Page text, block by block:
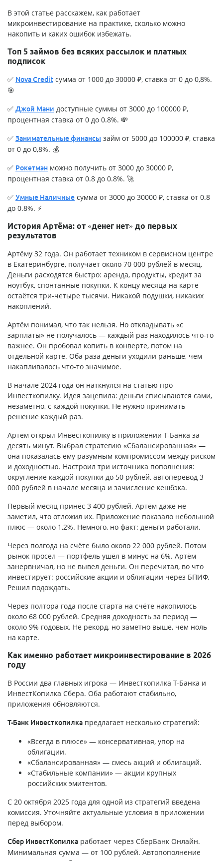
В этой статье расскажем, как работает
микроинвестирование на практике, сколько можно
накопить и каких ошибок избежать.
Топ 5 займов без всяких рассылок и платных
подписок
✅ Nova Credit сумма от 1000 до 30000 ₽, ставка от 0 до 0,8%.
🎯
✅ Джой Мани доступные суммы от 3000 до 100000 ₽,
процентная ставка от 0 до 0.8%. 💸
✅ Занимательные финансы займ от 5000 до 100000 ₽, ставка
от 0 до 0,8%. 💰
✅ Рокетмэн можно получить от 3000 до 30000 ₽,
процентная ставка от 0.8 до 0.8%. 🚀
✅ Умные Наличные сумма от 3000 до 30000 ₽, ставка от 0.8
до 0.8%. ⚡
История Артёма: от «денег нет» до первых
результатов
Артёму 32 года. Он работает техником в сервисном центре
в Екатеринбурге, получает около 70 000 рублей в месяц.
Деньги расходятся быстро: аренда, продукты, кредит за
ноутбук, спонтанные покупки. К концу месяца на карте
остаётся три-четыре тысячи. Никакой подушки, никаких
накоплений.
Артём понимал, что так нельзя. Но откладывать «с
зарплаты» не получалось — каждый раз находилось что-то
важнее. Он пробовал копить в конверте, потом на
отдельной карте. Оба раза деньги уходили раньше, чем
накапливалось что-то значимое.
В начале 2024 года он наткнулся на статью про
Инвесткопилку. Идея зацепила: деньги списываются сами,
незаметно, с каждой покупки. Не нужно принимать
решение каждый раз.
Артём открыл Инвесткопилку в приложении Т-Банка за
десять минут. Выбрал стратегию «Сбалансированная» —
она показалась ему разумным компромиссом между риском
и доходностью. Настроил три источника пополнения:
округление каждой покупки до 50 рублей, автоперевод 3
000 рублей в начале месяца и зачисление кешбэка.
Первый месяц принёс 3 400 рублей. Артём даже не
заметил, что отложил их. Приложение показало небольшой
плюс — около 1,2%. Немного, но факт: деньги работали.
Через полгода на счёте было около 22 000 рублей. Потом
рынок просел — портфель ушёл в минус на 6%. Артём
занервничал, но не вывел деньги. Он перечитал, во что
инвестирует: российские акции и облигации через БПИФ.
Решил подождать.
Через полтора года после старта на счёте накопилось
около 68 000 рублей. Средняя доходность за период —
около 9% годовых. Не рекорд, но заметно выше, чем ноль
на карте.
Как именно работает микроинвестирование в 2026
году
В России два главных игрока — Инвесткопилка Т-Банка и
ИнвестКопилка Сбера. Оба работают стабильно,
приложения обновляются.
Т-Банк Инвесткопилка предлагает несколько стратегий:
«Всегда в плюсе» — консервативная, упор на
облигации.
«Сбалансированная» — смесь акций и облигаций.
«Стабильные компании» — акции крупных
российских эмитентов.
С 20 октября 2025 года для одной из стратегий введена
комиссия. Уточняйте актуальные условия в приложении
перед выбором.
Сбер ИнвестКопилка работает через СберБанк Онлайн.
Минимальная сумма — от 100 рублей. Автопополнение